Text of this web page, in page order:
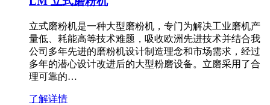
立式磨粉机是一种大型磨粉机，专门为解决工业磨机产
量低、耗能高等技术难题，吸收欧洲先进技术并结合我
公司多年先进的磨粉机设计制造理念和市场需求，经过
多年的潜心设计改进后的大型粉磨设备。立磨采用了合
理可靠的…
了解详情